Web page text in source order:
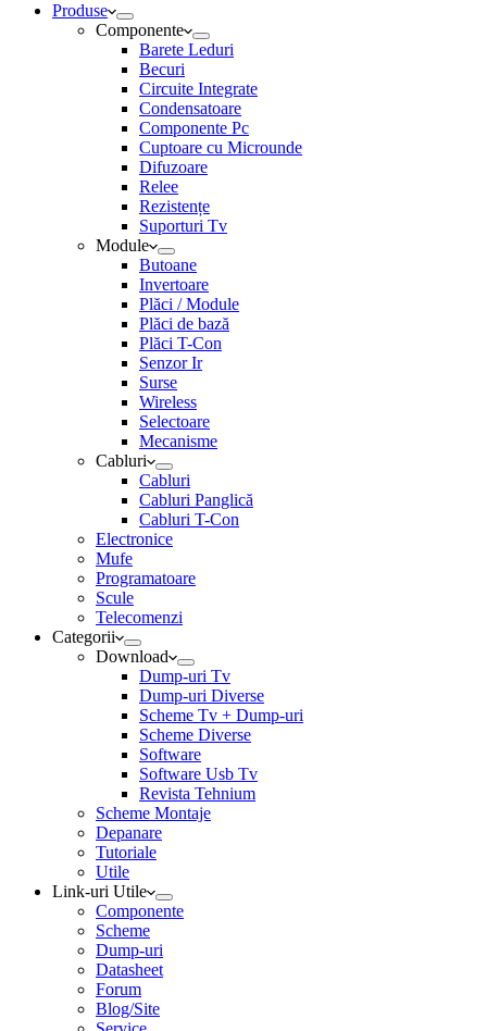
Produse
Componente
Barete Leduri
Becuri
Circuite Integrate
Condensatoare
Componente Pc
Cuptoare cu Microunde
Difuzoare
Relee
Rezistențe
Suporturi Tv
Module
Butoane
Invertoare
Plăci / Module
Plăci de bază
Plăci T-Con
Senzor Ir
Surse
Wireless
Selectoare
Mecanisme
Cabluri
Cabluri
Cabluri Panglică
Cabluri T-Con
Electronice
Mufe
Programatoare
Scule
Telecomenzi
Categorii
Download
Dump-uri Tv
Dump-uri Diverse
Scheme Tv + Dump-uri
Scheme Diverse
Software
Software Usb Tv
Revista Tehnium
Scheme Montaje
Depanare
Tutoriale
Utile
Link-uri Utile
Componente
Scheme
Dump-uri
Datasheet
Forum
Blog/Site